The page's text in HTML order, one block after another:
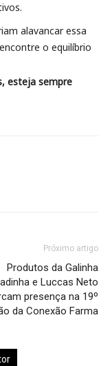
alavancar essa
o equilíbrio
esteja sempre
Próximo artigo
Produtos da Galinha
e Luccas Neto
presença na 19º
da Conexão Farma